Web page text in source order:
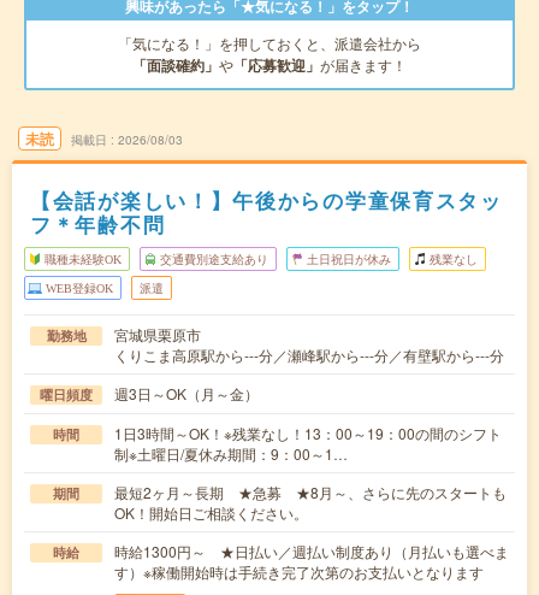
興味があったら「★気になる！」をタップ！
「気になる！」を押しておくと、派遣会社から
「面談確約」 や 「応募歓迎」 が届きます！
未読 掲載日 2026/08/03
【会話が楽しい！】午後からの学童保育スタッ
フ＊年齢不問
職種未経験OK 交通費別途支給あり 土日祝日が休み 残業なし
WEB登録OK 派遣
勤務地
宮城県栗原市
くりこま高原駅から---分／瀬峰駅から---分／有壁駅から---分
曜日頻度 週3日～OK（月～金）
時間
1日3時間～OK！※残業なし！13：00～19：00の間のシフト
制※土曜日/夏休み期間：9：00～1…
期間
最短2ヶ月～長期 ★急募 ★8月～、さらに先のスタートも
OK！開始日ご相談ください。
時給
時給1300円～ ★日払い／週払い制度あり（月払いも選べま
す）※稼働開始時は手続き完了次第のお支払いとなります